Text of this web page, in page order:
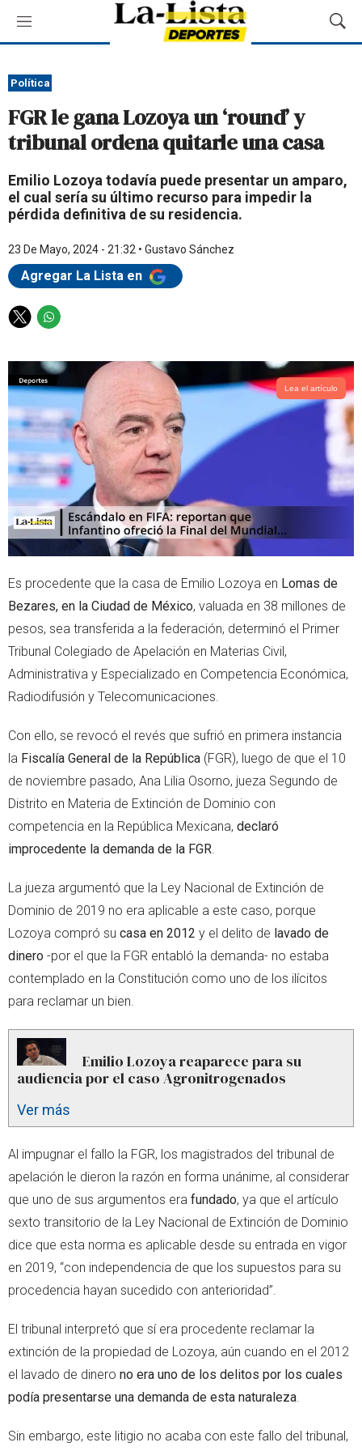
M
e
ú
M
o
s
Política
FGR le gana Lozoya un ‘round’ y
tribunal ordena quitarle una casa
Emilio Lozoya todavía puede presentar un amparo,
el cual sería su último recurso para impedir la
pérdida definitiva de su residencia.
23 De Mayo, 2024 - 21:32 • Gustavo Sánchez
Agregar La Lista en
T
i
t
t
e
r
W
a
t
s
a
p
p
Lea el artículo
Es procedente que la casa de Emilio Lozoya en Lomas de
Bezares, en la Ciudad de México, valuada en 38 millones de
pesos, sea transferida a la federación, determinó el Primer
Tribunal Colegiado de Apelación en Materias Civil,
Administrativa y Especializado en Competencia Económica,
Radiodifusión y Telecomunicaciones.
Con ello, se revocó el revés que sufrió en primera instancia
la Fiscalía General de la República (FGR), luego de que el 10
de noviembre pasado, Ana Lilia Osorno, jueza Segundo de
Distrito en Materia de Extinción de Dominio con
competencia en la República Mexicana, declaró
improcedente la demanda de la FGR
La jueza argumentó que la Ley Nacional de Extinción de
Dominio de 2019 no era aplicable a este caso, porque
Lozoya compró su casa en 2012 y el delito de lavado de
dinero -por el que la FGR entabló la demanda- no estaba
contemplado en la Constitución como uno de los ilícitos
para reclamar un bien.
Emilio Lozoya reaparece para su
audiencia por el caso Agronitrogenados
Ver más
Al impugnar el fallo la FGR, los magistrados del tribunal de
apelación le dieron la razón en forma unánime, al considerar
que uno de sus argumentos era fundado, ya que el artículo
sexto transitorio de la Ley Nacional de Extinción de Dominio
dice que esta norma es aplicable desde su entrada en vigor
en 2019, “con independencia de que los supuestos para su
procedencia hayan sucedido con anterioridad”.
El tribunal interpretó que sí era procedente reclamar la
extinción de la propiedad de Lozoya, aún cuando en el 2012
el lavado de dinero no era uno de los delitos por los cuales
podía presentarse una demanda de esta naturaleza
Sin embargo, este litigio no acaba con este fallo del tribunal,